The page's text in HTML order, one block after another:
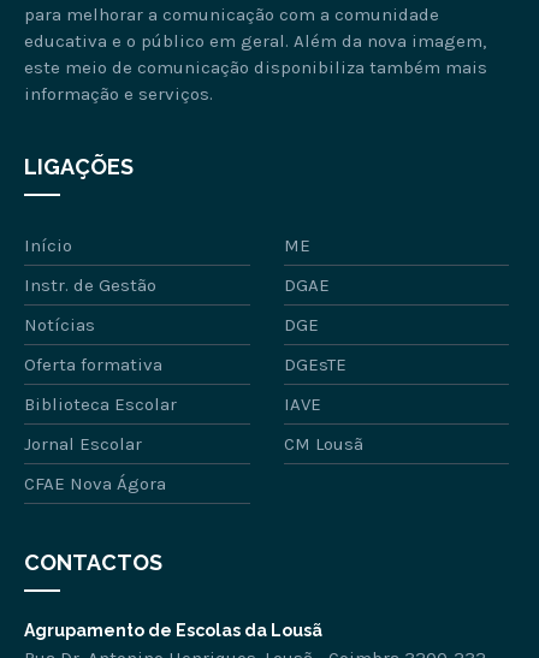
para melhorar a comunicação com a comunidade
educativa e o público em geral. Além da nova imagem,
este meio de comunicação disponibiliza também mais
informação e serviços.
LIGAÇÕES
Início
ME
Instr. de Gestão
DGAE
Notícias
DGE
Oferta formativa
DGEsTE
Biblioteca Escolar
IAVE
Jornal Escolar
CM Lousã
CFAE Nova Ágora
CONTACTOS
Agrupamento de Escolas da Lousã